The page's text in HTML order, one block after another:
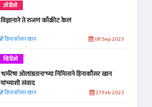
ऑडिओ
विज्ञानाने ते रुजणं काँक्रीट केलं
हिनाकौसर खान 08 Sep 2023
व्हिडिओ
'धर्मरेषा ओलांडताना'च्या निमित्ताने हिनाकौसर खान
यांच्याशी संवाद
हिनाकौसर खान 27 Feb 2023